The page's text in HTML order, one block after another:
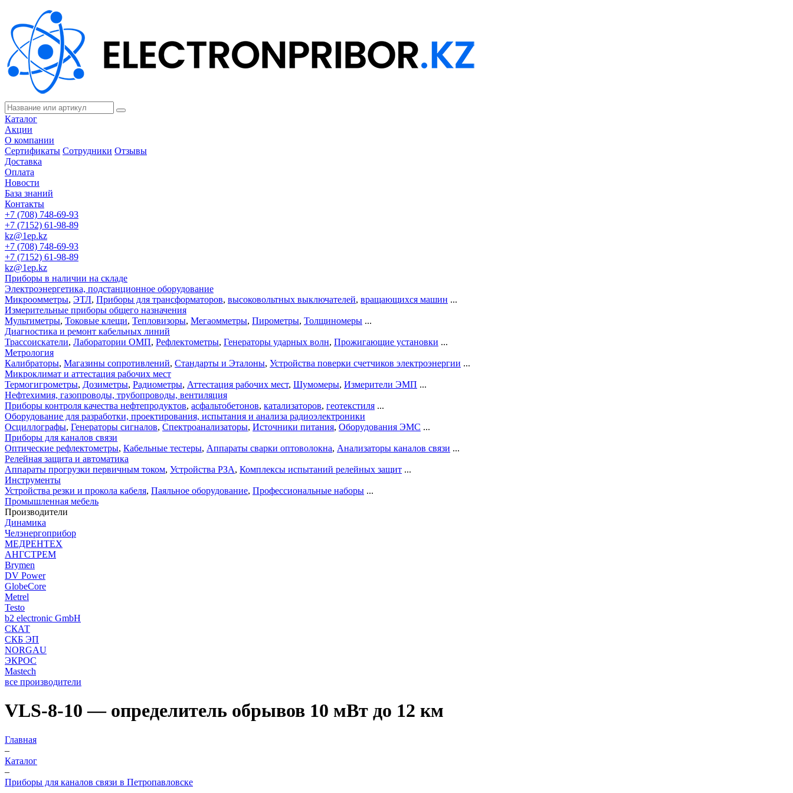
Каталог
Акции
О компании
Сертификаты Сотрудники Отзывы
Доставка
Оплата
Новости
База знаний
Контакты
+7 (708) 748-69-93
+7 (7152) 61-98-89
kz@1ep.kz
+7 (708) 748-69-93
+7 (7152) 61-98-89
kz@1ep.kz
Приборы в наличии на складе
Электроэнергетика, подстанционное оборудование
Микроомметры, ЭТЛ, Приборы для трансформаторов, высоковольтных выключателей, вращающихся машин ...
Измерительные приборы общего назначения
Мультиметры, Токовые клещи, Тепловизоры, Мегаомметры, Пирометры, Толщиномеры ...
Диагностика и ремонт кабельных линий
Трассоискатели, Лаборатории ОМП, Рефлектометры, Генераторы ударных волн, Прожигающие установки ...
Метрология
Калибраторы, Магазины сопротивлений, Стандарты и Эталоны, Устройства поверки счетчиков электроэнергии ...
Микроклимат и аттестация рабочих мест
Термогигрометры, Дозиметры, Радиометры, Аттестация рабочих мест, Шумомеры, Измерители ЭМП ...
Нефтехимия, газопроводы, трубопроводы, вентиляция
Приборы контроля качества нефтепродуктов, асфальтобетонов, катализаторов, геотекстиля ...
Оборудование для разработки, проектирования, испытания и анализа радиоэлектроники
Осциллографы, Генераторы сигналов, Спектроанализаторы, Источники питания, Оборудования ЭМС ...
Приборы для каналов связи
Оптические рефлектометры, Кабельные тестеры, Аппараты сварки оптоволокна, Анализаторы каналов связи ...
Релейная защита и автоматика
Аппараты прогрузки первичным током, Устройства РЗА, Комплексы испытаний релейных защит ...
Инструменты
Устройства резки и прокола кабеля, Паяльное оборудование, Профессиональные наборы ...
Промышленная мебель
Производители
Динамика
Челэнергоприбор
МЕДРЕНТЕХ
АНГСТРЕМ
Brymen
DV Power
GlobeCore
Metrel
Testo
b2 electronic GmbH
СКАТ
СКБ ЭП
NORGAU
ЭКРОС
Mastech
все производители
VLS-8-10 — определитель обрывов 10 мВт до 12 км
Главная
–
Каталог
–
Приборы для каналов связи в Петропавловске